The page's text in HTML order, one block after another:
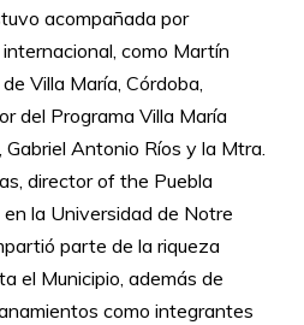
acompañada por
como Martín
Villa María, Córdoba,
del Programa Villa María
Antonio Ríos y la Mtra.
director of the Puebla
la Universidad de Notre
parte de la riqueza
el Municipio, además de
como integrantes